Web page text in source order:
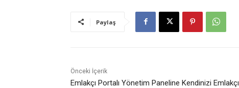
Paylaş
Önceki İçerik
Emlakçı Portalı Yönetim Paneline Kendinizi Emlakçı